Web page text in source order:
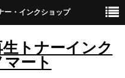
ー・インクショップ
トナーインク
ート